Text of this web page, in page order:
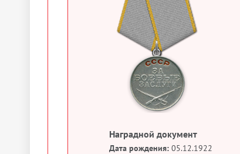
Наградной документ
Дата рождения: 05.12.1922